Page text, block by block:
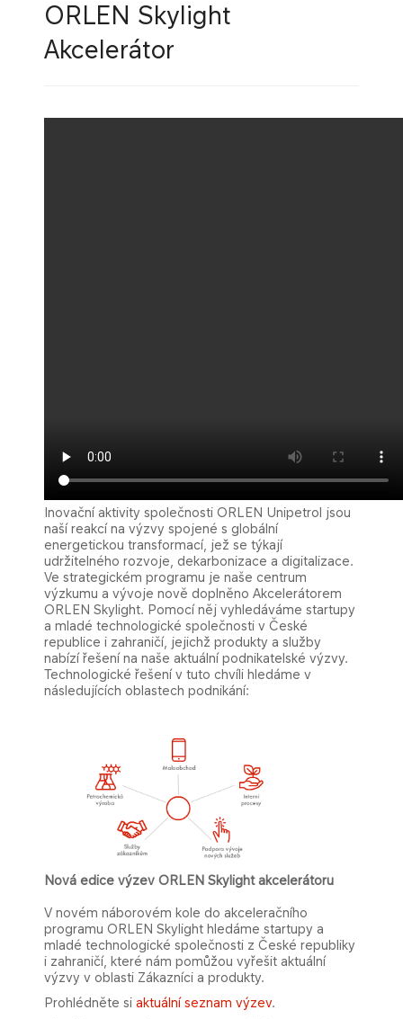
ORLEN Skylight
Akcelerátor
Inovační aktivity společnosti ORLEN Unip​etrol jsou
naší reakcí na výzvy spojené s globální
energetickou transformací, jež se týkají
udržitelného rozvoje, dekarbonizace a digitalizace.
Ve strategickém programu je naše centrum
výzkumu a vývoje nově doplněno Akcelerátorem
ORLEN Skylight. Pomocí něj vyhledáváme startupy
a mladé technologické společnosti v České
republice i zahraničí, jejichž produkty a služby
nabízí řešení na naše aktuální p​odnikatelské výzvy.
Technologické řešení v tuto chvíli hledáme v
následujících oblastech podnikání:
Nová edice výzev ORLEN Skylight akcelerátoru
V novém náborovém kole do akceleračního
programu ORLEN Skylight hledáme startupy a
mladé technologické společnosti z České republiky
i zahraničí, které nám pomůžou vyřešit aktuální
výzvy v oblasti Zákazníci a produkty.
Prohlédněte si aktuální seznam výzev​.